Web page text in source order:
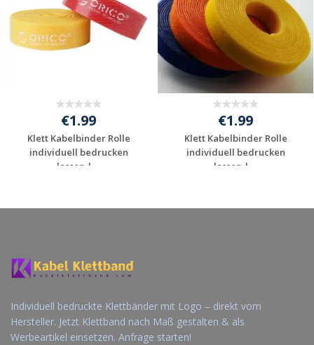
€1.99
Klett Kabelbinder Rolle
individuell bedrucken
lassen | ...
€1.99
Klett Kabelbinder Rolle
individuell bedrucken
lassen | ...
Individuell bedruckte Klettbänder mit Logo – direkt vom
Hersteller. Jetzt Klettband nach Maß gestalten & als
Werbeartikel einsetzen. Anfrage starten!